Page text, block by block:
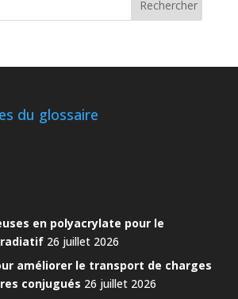
du glossaire
en polyacrylate pour le
26 juillet 2026
améliorer le transport de charges
conjugués 26 juillet 2026